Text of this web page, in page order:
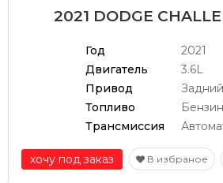
2021 DODGE
Год
2021
Двигатель
3.6L
Привод
Топливо
Трансмиссия
хочу под заказ В избраное